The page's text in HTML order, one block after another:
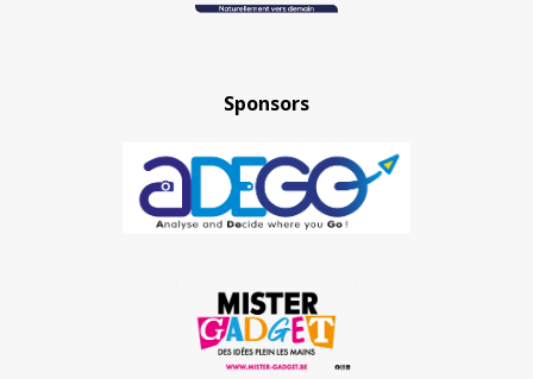
Sponsors